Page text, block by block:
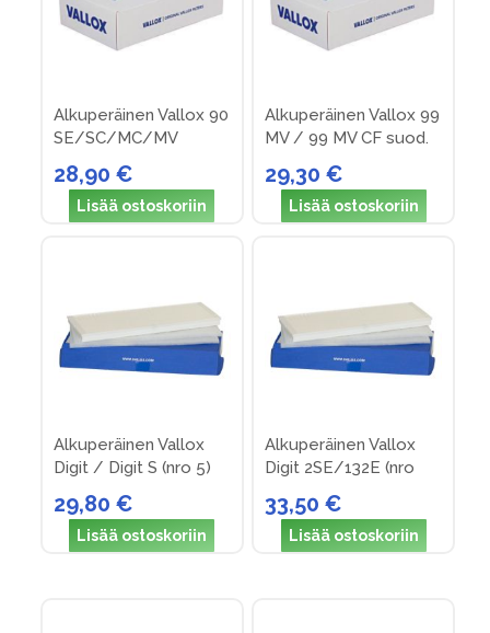
Alkuperäinen Vallox 90
SE/SC/MC/MV
suodattimet (nro 14)
28,90 €
Lisää ostoskoriin
Alkuperäinen Vallox 99
MV / 99 MV CF suod.
pakk. nro 33
29,30 €
Lisää ostoskoriin
Alkuperäinen Vallox
Digit / Digit S (nro 5)
29,80 €
Lisää ostoskoriin
Alkuperäinen Vallox
Digit 2SE/132E (nro
33,50 €
Lisää ostoskoriin